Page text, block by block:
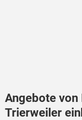
Angebote
Trierweiler